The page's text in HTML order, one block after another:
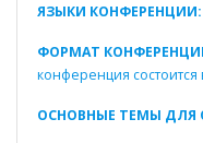
ЯЗЫКИ КОНФЕРЕНЦИИ:
ФОРМАТ
конференция
ОСНОВНЫЕ ТЕМЫ ДЛЯ